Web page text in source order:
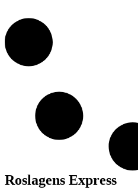
Roslagens Express